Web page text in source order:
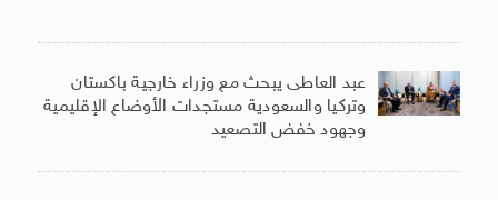
عبد العاطى يبحث مع وزراء خارجية باكستان
وتركيا والسعودية مستجدات الأوضاع الإقليمية
وجهود خفض التصعيد